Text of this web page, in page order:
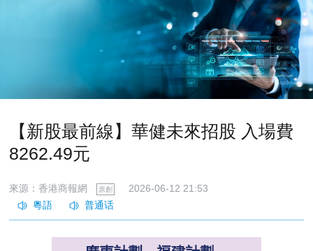
【新股最前線】華健未來招股 入場費
8262.49元
來源：香港商報網 原創 2026-06-12 21:53